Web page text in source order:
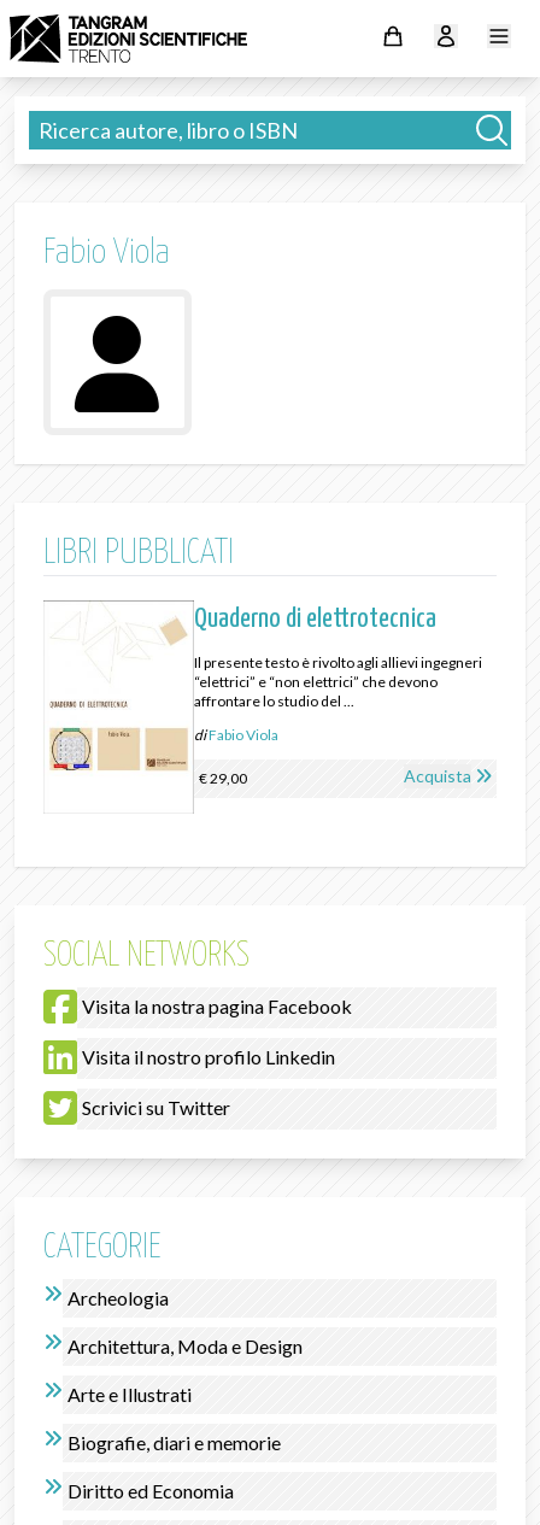
Fabio Viola
LIBRI PUBBLICATI
Quaderno di elettrotecnica
Il presente testo è rivolto agli allievi ingegneri
“elettrici” e “non elettrici” che devono
affrontare lo studio del ...
diFabio Viola
€ 29,00 Acquista
SOCIAL NETWORKS
Visita la nostra pagina Facebook
Visita il nostro profilo Linkedin
Scrivici su Twitter
CATEGORIE
Archeologia
Architettura, Moda e Design
Arte e Illustrati
Biografie, diari e memorie
Diritto ed Economia